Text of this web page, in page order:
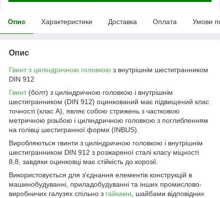
Опис Характеристики Доставка Оплата Умови
Опис
Гвинт з циліндричною головкою з внутрішнім шестигранником
DIN 912
Гвинт(болт) з циліндричною головкою і внутрішнім
шестигранником (DIN 912) оцинкований має підвищений клас
точності (клас А), являє собою стрижень з частковою
метричною різьбою і циліндричною головкою з поглибленням
на голівці шестигранної форми (INBUS).
Виробляються гвинти з циліндричною головкою і внутрішнім
шестигранником DIN 912 з розжареної сталі класу міцності
8,8, завдяки оцинковці має стійкість до корозії.
Використовується для з'єднання елементів конструкцій в
машинобудуванні, приладобудуванні та інших промислово-
виробничих галузях спільно з гайками , шайбами відповідних